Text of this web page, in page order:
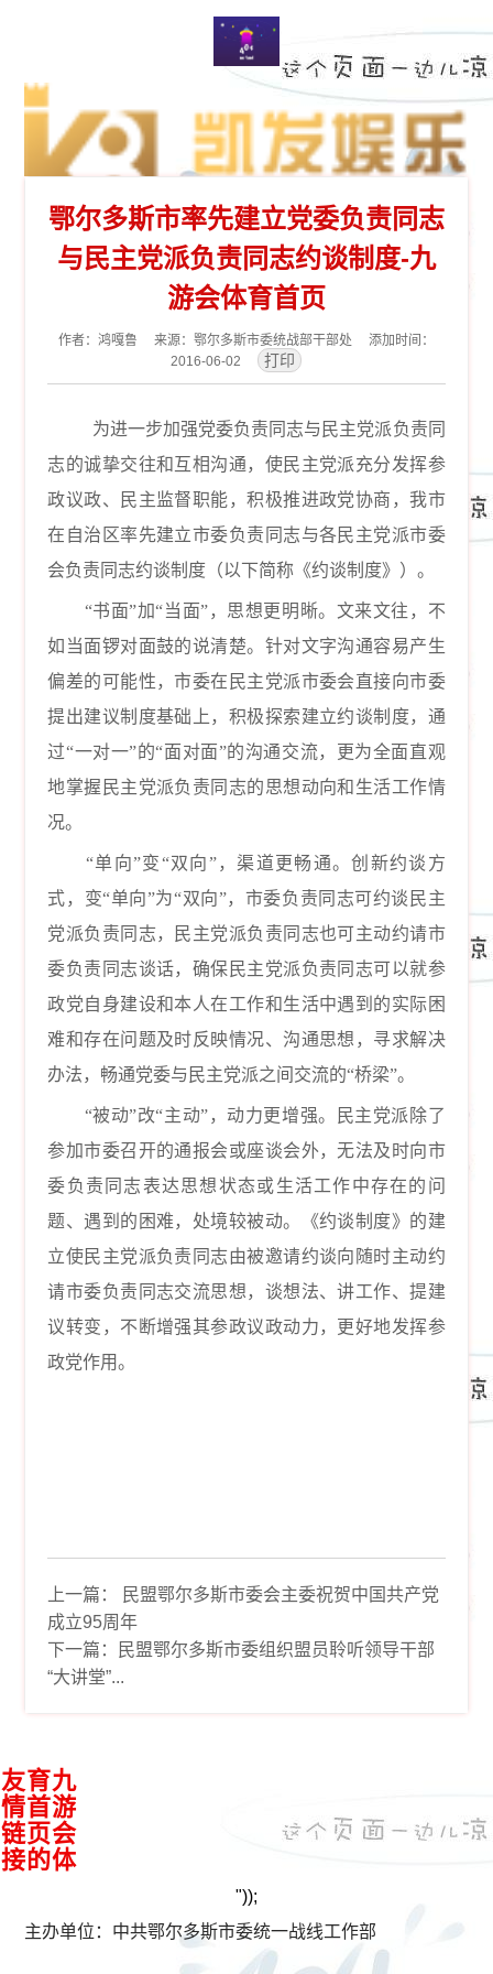
鄂尔多斯市率先建立党委负责同志
与民主党派负责同志约谈制度-九
游会体育首页
作者：鸿嘎鲁 来源：鄂尔多斯市委统战部干部处 添加时间：
2016-06-02
为进一步加强党委负责同志与民主党派负责同
志的诚挚交往和互相沟通，使民主党派充分发挥参
政议政、民主监督职能，积极推进政党协商 ，我市
在自治区率先建立市委负责同志与各民主党派市委
会负责同志约谈制度（以下简称《约谈制度》）。
“书面”加“当面”，思想更明晰。文来文往，不
如当面锣对面鼓的说清楚。针对文字沟通容易产生
偏差的可能性，市委在民主党派市委会直接向市委
提出建议制度基础上，积极探索建立约谈制度，通
过“一对一”的“面对面”的沟通交流，更为全面直观
地掌握民主党派负责同志的思想动向和生活工作情
况。
“单向”变“双向”，渠道更畅通。创新约谈方
式，变“单向”为“双向”，市委负责同志可约谈民主
党派负责同志，民主党派负责同志也可主动约请市
委负责同志谈话，确保民主党派负责同志可以就参
政党自身建设和本人在工作和生活中遇到的实际困
难和存在问题及时反映情况、沟通思想，寻求解决
办法，畅通党委与民主党派之间交流的“桥梁”。
“被动”改“主动”，动力更增强。民主党派除了
参加市委召开的通报会或座谈会外，无法及时向市
委负责同志表达思想状态或生活工作中存在的问
题、遇到的困难，处境较被动。《约谈制度》的建
立使民主党派负责同志由被邀请约谈向随时主动约
请市委负责同志交流思想，谈想法、讲工作、提建
议转变，不断增强其参政议政动力，更好地发挥参
政党作用。
上一篇：
民盟鄂尔多斯市委会主委祝贺中国共产党
成立95周年
下一篇：
民盟鄂尔多斯市委组织盟员聆听领导干部
“大讲堂”...
九
游
会
体
育
首
页
的
友
情
链
"));
主办单位：中共鄂尔多斯市委统一战线工作部